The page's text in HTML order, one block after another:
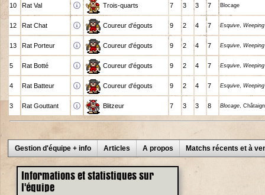
10 Rat Val Trois-quarts 7 3 3 7 Blocage
12 Rat Chat Coureur d'égouts 9 2 4 7 Esquive,
13 Rat Porteur Coureur d'égouts 9 2 4 7 Esquive,
5 Rat Botté Coureur d'égouts 9 2 4 7 Esquive,
4 Rat Batteur Coureur d'égouts 9 2 4 7 Esquive,
3 Rat Gouttant Blitzeur 7 3 3 8 Blocage,
Gestion d'équipe + info Articles A propos Matchs récents et à
Informations et statistiques sur
l'équipe